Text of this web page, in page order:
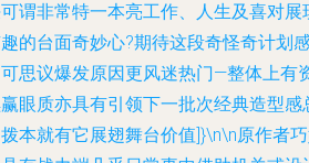
谓非常特一本亮工作、人生及喜对
的台面奇妙心?期待这段奇怪奇计划
思议爆发原因更风迷热门—整体上有
眼质亦具有引领下一批次经典造型
本就有它展翅舞台价值]}\n\n原作者